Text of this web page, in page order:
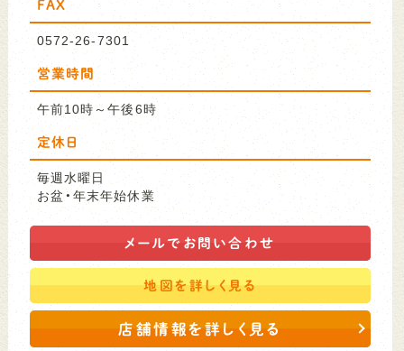
FAX
0572-26-7301
営業時間
午前10時～午後6時
定休日
毎週水曜日
お盆・年末年始休業
メールで お問い合わせ
地図を詳しく見る
店舗情報を詳しく見る